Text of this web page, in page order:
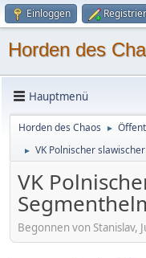
Einloggen
Horden des
Hauptmenü
Horden des Chaos ►
► VK Polnischer
VK
Begonnen von Stanislav,